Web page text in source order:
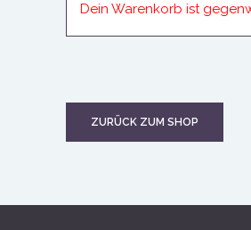
Dein Warenkorb ist
ZURÜCK ZUM SHOP